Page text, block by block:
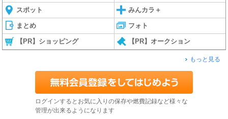
スポット みんカラ＋
まとめ フォト
【PR】ショッピング 【PR】オークション
もっと見る
ログインするとお気に入りの保存や燃費記録など様々な
管理が出来るようになります